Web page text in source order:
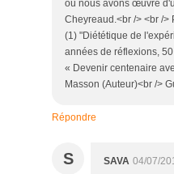
où nous avons œuvré
Cheyreaud.<br /> <br />
(1) "Diététique de
années de réflexions,
« Devenir centenaire
Masson (Auteur)<br />
Répondre
S SAVA 04/07/